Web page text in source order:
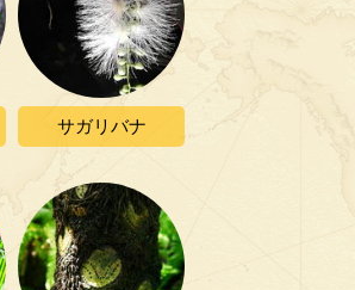
サガリバナ